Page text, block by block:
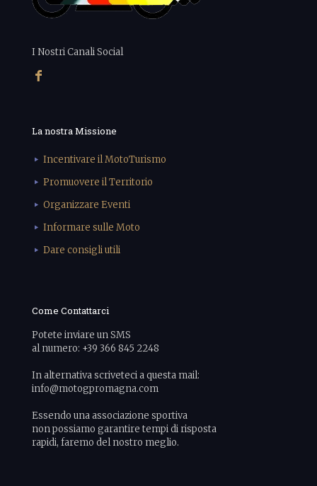
I Nostri Canali Social
La nostra Missione
Incentivare il MotoTurismo
Promuovere il Territorio
Organizzare Eventi
Informare sulle Moto
Dare consigli utili
Come Contattarci
Potete inviare un SMS
al numero: +39 366 845 2248
In alternativa scriveteci a questa mail:
info@motogpromagna.com
Essendo una associazione sportiva
non possiamo garantire tempi di risposta
rapidi, faremo del nostro meglio.